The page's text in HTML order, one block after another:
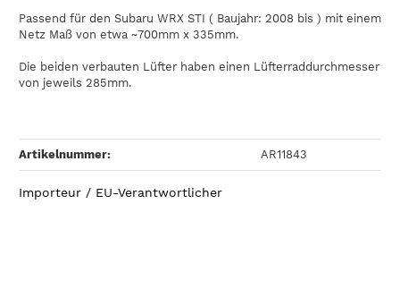
Passend für den Subaru WRX STI ( Baujahr: 2008 bis ) mit einem
Netz Maß von etwa ~700mm x 335mm.
Die beiden verbauten Lüfter haben einen Lüfterraddurchmesser
von jeweils 285mm.
Artikelnummer: AR11843
Importeur / EU-Verantwortlicher